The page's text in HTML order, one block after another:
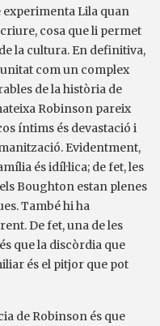
Lila quan
cosa que li permet
la cultura. En definitiva,
com un complex
de la història de
Robinson pareix
íntims és devastació i
Evidentment,
és idíl·lica; de fet, les
Boughton estan plenes
També hi ha
De fet, una de les
que la discòrdia que
és el pitjor que pot
de Robinson és que